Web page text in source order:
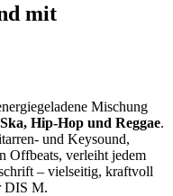
mit
Mischung
Hip-Hop und Reggae.
und Keysound,
Offbeats, verleiht jedem
– vielseitig, kraftvoll
DIS M.